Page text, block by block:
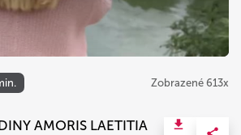
Zobrazené 613x
AMORIS LAETITIA